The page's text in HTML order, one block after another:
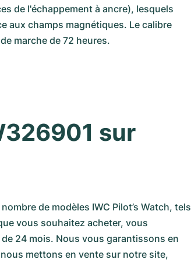
de l'échappement à ancre), lesquels
aux champs magnétiques. Le calibre
marche de 72 heures.
sur
de modèles IWC Pilot’s Watch, tels
vous souhaitez acheter, vous
24 mois. Nous vous garantissons en
mettons en vente sur notre site,